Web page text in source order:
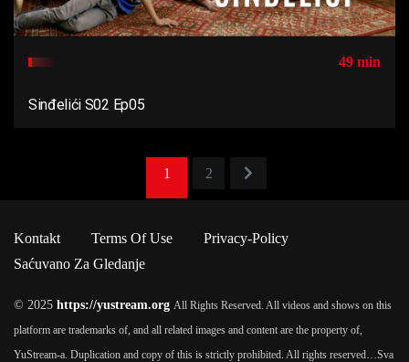
49 min
Sinđelići S02 Ep05
1 2
Kontakt Terms Of Use
Privacy-Policy
Saćuvano Za Gledanje
© 2025 https://yustream.org All Rights Reserved. All videos and shows on this
platform are trademarks of, and all related images and content are the property of,
YuStream-a. Duplication and copy of this is strictly prohibited. All rights reserved… Sva